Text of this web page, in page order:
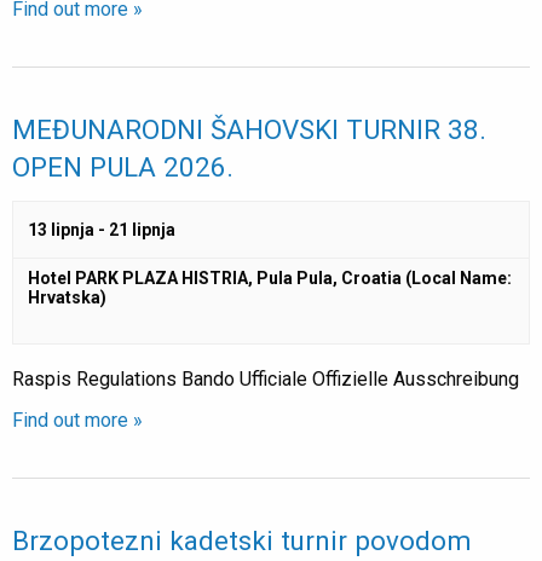
Find out more »
MEĐUNARODNI ŠAHOVSKI TURNIR 38.
OPEN PULA 2026.
13 lipnja - 21 lipnja
Hotel PARK PLAZA HISTRIA, Pula Pula, Croatia (Local Name:
Hrvatska)
Raspis Regulations Bando Ufficiale Offizielle Ausschreibung
Find out more »
Brzopotezni kadetski turnir povodom